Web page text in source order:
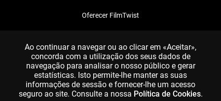
Oferecer FilmTwist
Ao continuar a navegar ou ao clicar em «Aceitar»,
concorda com a utilização dos seus dados de
navegação para analisar o nosso público e gerar
estatísticas. Isto permite-lhe manter as suas
informações de sessão e fornecer-lhe um acesso
seguro ao site. Consulte a nossa Política de Cookies.